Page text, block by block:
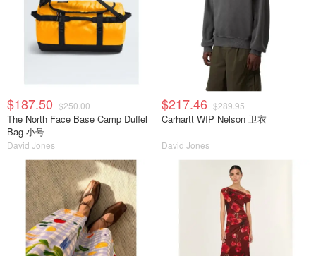
$187.50 $250.00
The North Face Base Camp Duffel
Bag 小号
David Jones
$217.46 $289.95
Carhartt WIP Nelson 卫衣
David Jones